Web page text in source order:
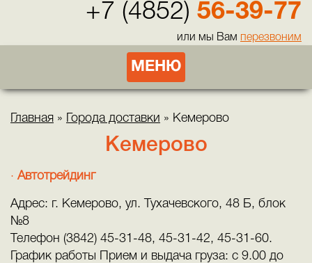
+7 (4852) 56-39-77
или мы Вам перезвоним
МЕНЮ
Главная » Города доставки » Кемерово
Кемерово
Автотрейдинг
Адрес: г. Кемерово, ул. Тухачевского, 48 Б, блок
№8
Телефон (3842) 45-31-48, 45-31-42, 45-31-60.
График работы Прием и выдача груза: с 9.00 до